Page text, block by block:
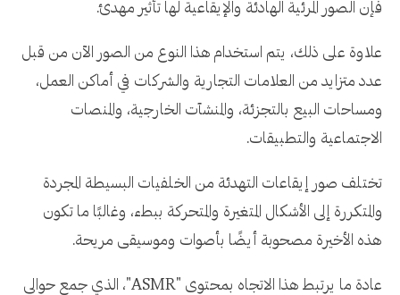
فإن الصور المرئية الهادئة والإيقاعية لها تأثير مهدئ.
علاوة على ذلك، يتم استخدام هذا النوع من الصور الآن من قبل
عدد متزايد من العلامات التجارية والشركات في أماكن العمل،
ومساحات البيع بالتجزئة، والمنشآت الخارجية، والمنصات
الاجتماعية والتطبيقات.
تختلف صور إيقاعات التهدئة من الخلفيات البسيطة المجردة
والمتكررة إلى الأشكال المتغيرة والمتحركة ببطء، وغالبًا ما تكون
هذه الأخيرة مصحوبة أيضًا بأصوات وموسيقى مريحة.
عادة ما يرتبط هذا الاتجاه بمحتوى "ASMR"، الذي جمع حوالي